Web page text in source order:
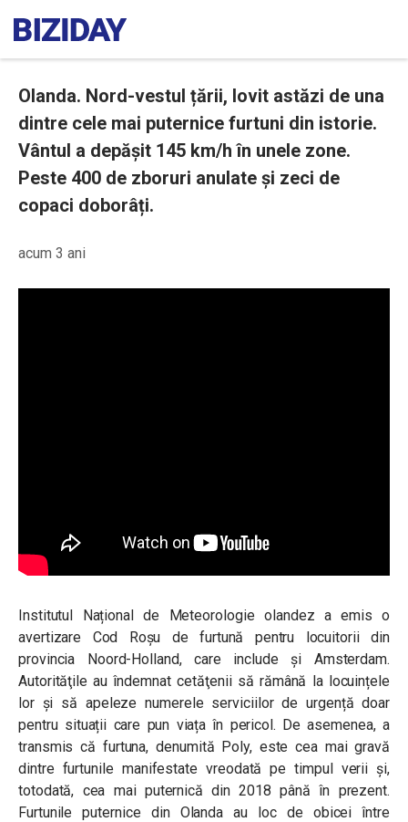
Olanda. Nord-vestul țării, lovit astăzi de una
dintre cele mai puternice furtuni din istorie.
Vântul a depășit 145 km/h în unele zone.
Peste 400 de zboruri anulate și zeci de
copaci doborâți.
acum 3 ani
Institutul Național de Meteorologie olandez a emis o
avertizare Cod Roșu de furtună pentru locuitorii din
provincia Noord-Holland, care include și Amsterdam.
Autorităţile au îndemnat cetăţenii să rămână la locuințele
lor și să apeleze numerele serviciilor de urgență doar
pentru situații care pun viața în pericol. De asemenea, a
transmis că furtuna, denumită Poly, este cea mai gravă
dintre furtunile manifestate vreodată pe timpul verii și,
totodată, cea mai puternică din 2018 până în prezent.
Furtunile puternice din Olanda au loc de obicei între